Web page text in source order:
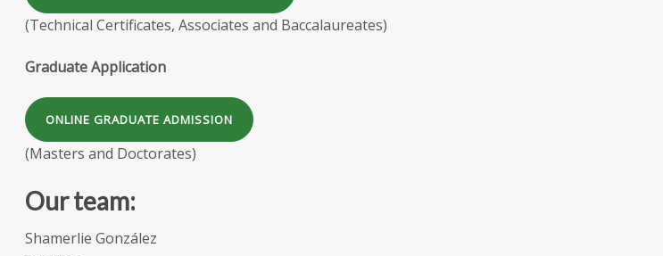
(Technical Certificates, Associates and Baccalaureates)
Graduate Application
ONLINE GRADUATE ADMISSION
(Masters and Doctorates)
Our team:
Shamerlie González